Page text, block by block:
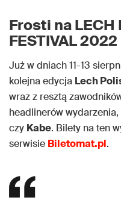
Frosti na LECH
FESTIVAL 2022
Już w dniach 11-13
kolejna edycja Lech
wraz z resztą
headlinerów wydarzenia,
czy Kabe. Bilety na ten
serwisie Biletomat.pl.